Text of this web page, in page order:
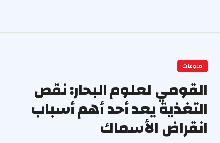
منوعات
القومي لعلوم البحار: نقص
التغذية يعد أحد أهم أسباب
انقراض الأسماك